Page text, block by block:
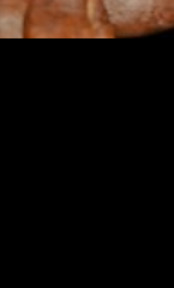
n
g